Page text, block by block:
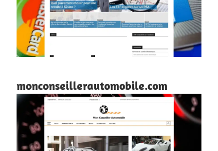
monconseillerautomobile.com